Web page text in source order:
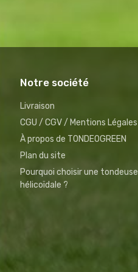
Notre société
Livraison
CGU / CGV / Mentions Légales
À propos de TONDEOGREEN
Plan du site
Pourquoi choisir une tondeuse
hélicoïdale ?